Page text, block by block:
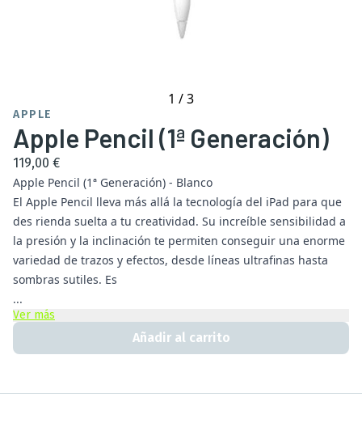
1 /3
APPLE
Apple Pencil (1ª Generación)
119,00 €
Apple Pencil (1ª Generación) - Blanco
El Apple Pencil lleva más allá la tecnología del iPad para que
des rienda suelta a tu creatividad. Su increíble sensibilidad a
la presión y la inclinación te permiten conseguir una enorme
variedad de trazos y efectos, desde líneas ultrafinas hasta
sombras sutiles. Es
...
Ver más
Añadir al carrito